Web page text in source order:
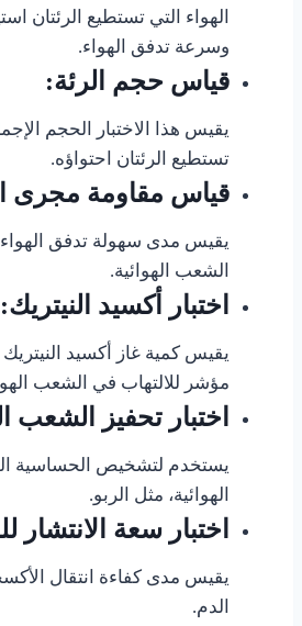
الهواء التي تستطيع الرئتان
وسرعة تدفق الهواء.
قياس حجم الرئة:
يقيس هذا الاختبار الحجم
تستطيع الرئتان احتواؤه.
قياس مقاومة مجرى
يقيس مدى سهولة تدفق
الشعب الهوائية.
اختبار أكسيد النيتريك:
يقيس كمية غاز أكسيد
مؤشر للالتهاب في الشعب
اختبار تحفيز الشعب
يستخدم لتشخيص الحساسية
الهوائية، مثل الربو.
اختبار سعة الانتشار
يقيس مدى كفاءة انتقال
الدم.